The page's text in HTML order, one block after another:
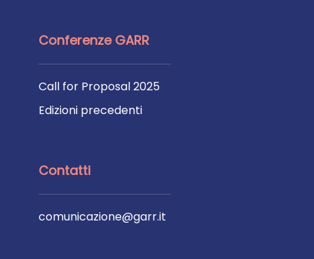
Conferenze GARR
Call for Proposal 2025
Edizioni precedenti
Contatti
comunicazione@garr.it